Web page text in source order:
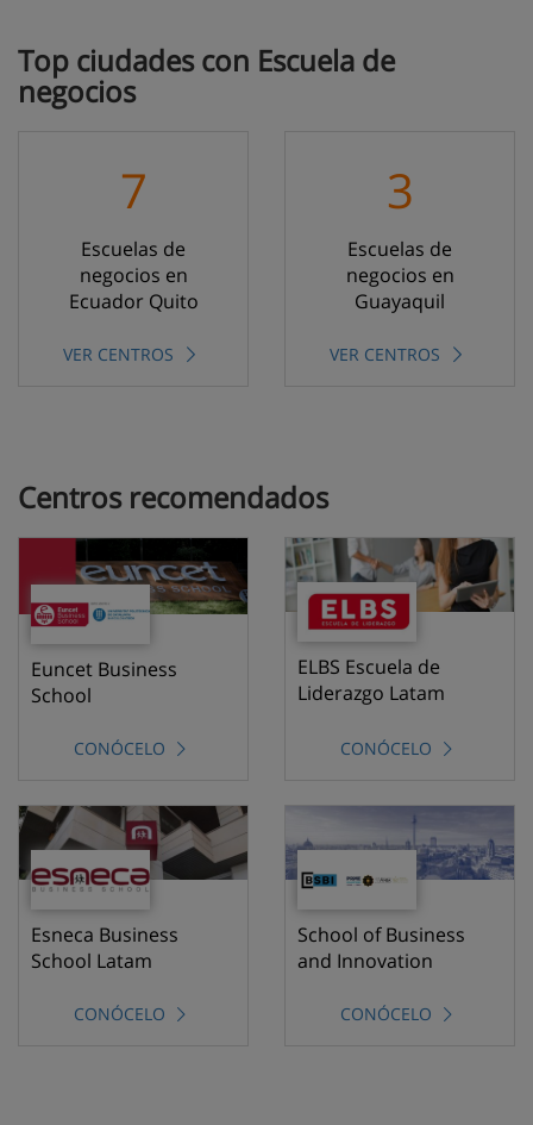
Top ciudades con Escuela de
negocios
7
Escuelas de
negocios en
Ecuador Quito
VER CENTROS
3
Escuelas de
negocios en
Guayaquil
VER CENTROS
Centros recomendados
Euncet Business
School
CONÓCELO
ELBS Escuela de
Liderazgo Latam
CONÓCELO
Esneca Business
School Latam
CONÓCELO
School of Business
and Innovation
CONÓCELO